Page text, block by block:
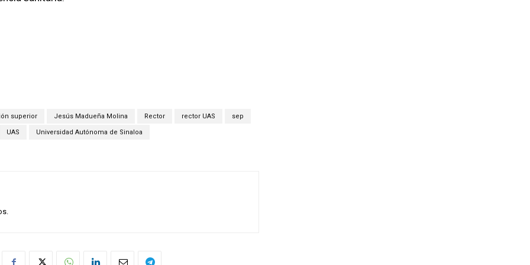
superior Jesús Madueña Molina Rector rector UAS sep
UAS Universidad Autónoma de Sinaloa